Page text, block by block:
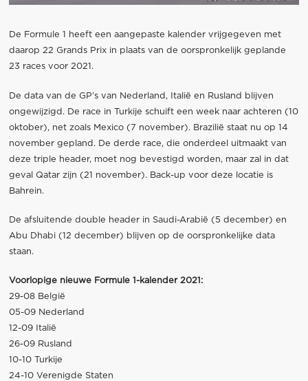
De Formule 1 heeft een aangepaste kalender vrijgegeven met
daarop 22 Grands Prix in plaats van de oorspronkelijk geplande
23 races voor 2021.
De data van de GP’s van Nederland, Italië en Rusland blijven
ongewijzigd. De race in Turkije schuift een week naar achteren (10
oktober), net zoals Mexico (7 november). Brazilië staat nu op 14
november gepland. De derde race, die onderdeel uitmaakt van
deze triple header, moet nog bevestigd worden, maar zal in dat
geval Qatar zijn (21 november). Back-up voor deze locatie is
Bahrein.
De afsluitende double header in Saudi-Arabië (5 december) en
Abu Dhabi (12 december) blijven op de oorspronkelijke data
staan.
Voorlopige nieuwe Formule 1-kalender 2021:
29-08 België
05-09 Nederland
12-09 Italië
26-09 Rusland
10-10 Turkije
24-10 Verenigde Staten